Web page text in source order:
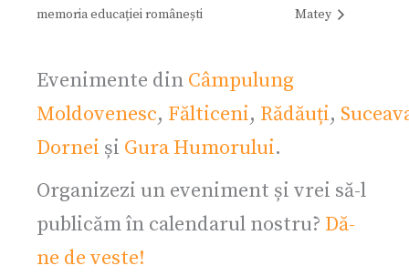
memoria educației românești
Matey
Evenimente din Câmpulung
Moldovenesc, Fălticeni, Rădăuți,
Dornei și Gura Humorului.
Organizezi un eveniment și vrei să-l
publicăm în calendarul nostru? Dă-
ne de veste!